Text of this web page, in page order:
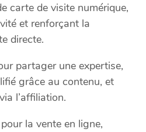
carte de visite numérique,
et renforçant la
directe.
partager une expertise,
grâce au contenu, et
l’affiliation.
la vente en ligne,